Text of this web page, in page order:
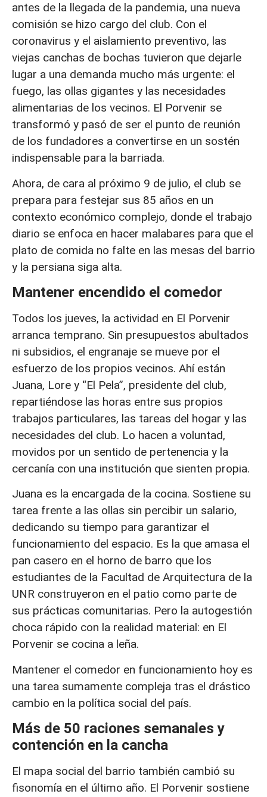
antes de la llegada de la pandemia, una nueva
comisión se hizo cargo del club. Con el
coronavirus y el aislamiento preventivo, las
viejas canchas de bochas tuvieron que dejarle
lugar a una demanda mucho más urgente: el
fuego, las ollas gigantes y las necesidades
alimentarias de los vecinos. El Porvenir se
transformó y pasó de ser el punto de reunión
de los fundadores a convertirse en un sostén
indispensable para la barriada.
Ahora, de cara al próximo 9 de julio, el club se
prepara para festejar sus 85 años en un
contexto económico complejo, donde el trabajo
diario se enfoca en hacer malabares para que el
plato de comida no falte en las mesas del barrio
y la persiana siga alta.
Mantener encendido el comedor
Todos los jueves, la actividad en El Porvenir
arranca temprano. Sin presupuestos abultados
ni subsidios, el engranaje se mueve por el
esfuerzo de los propios vecinos. Ahí están
Juana, Lore y “El Pela”, presidente del club,
repartiéndose las horas entre sus propios
trabajos particulares, las tareas del hogar y las
necesidades del club. Lo hacen a voluntad,
movidos por un sentido de pertenencia y la
cercanía con una institución que sienten propia.
Juana es la encargada de la cocina. Sostiene su
tarea frente a las ollas sin percibir un salario,
dedicando su tiempo para garantizar el
funcionamiento del espacio. Es la que amasa el
pan casero en el horno de barro que los
estudiantes de la Facultad de Arquitectura de la
UNR construyeron en el patio como parte de
sus prácticas comunitarias. Pero la autogestión
choca rápido con la realidad material: en El
Porvenir se cocina a leña.
Mantener el comedor en funcionamiento hoy es
una tarea sumamente compleja tras el drástico
cambio en la política social del país.
Más de 50 raciones semanales y
contención en la cancha
El mapa social del barrio también cambió su
fisonomía en el último año. El Porvenir sostiene